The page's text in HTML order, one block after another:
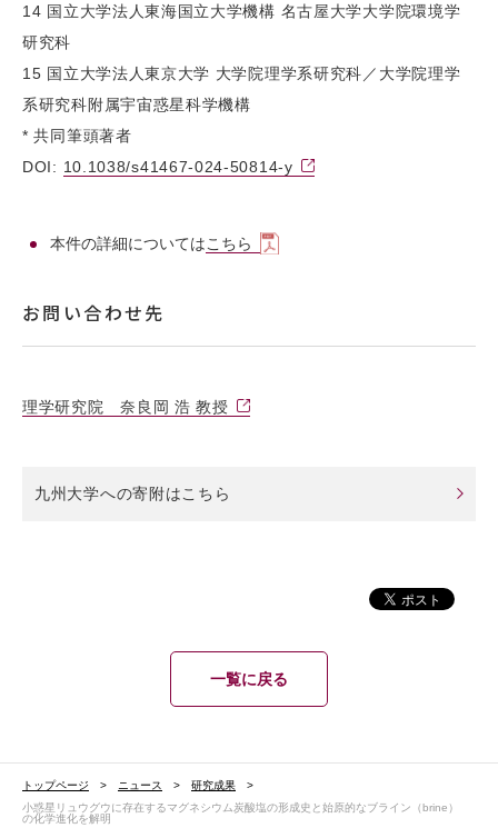
14 国立大学法人東海国立大学機構 名古屋大学大学院環境学
研究科
15 国立大学法人東京大学 大学院理学系研究科／大学院理学
系研究科附属宇宙惑星科学機構
* 共同筆頭著者
DOI: 10.1038/s41467-024-50814-y
本件の詳細についてはこちら
お問い合わせ先
理学研究院 奈良岡 浩 教授
九州大学への寄附はこちら
一覧に戻る
トップページ ニュース
研究成果
小惑星リュウグウに存在するマグネシウム炭酸塩の形成史と始原的なブライン（brine）
の化学進化を解明